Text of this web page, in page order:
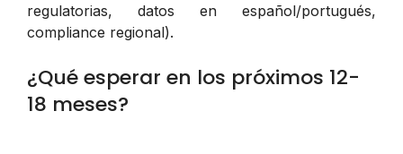
regulatorias, datos en español/portugués,
compliance regional).
¿Qué esperar en los próximos 12-
18 meses?